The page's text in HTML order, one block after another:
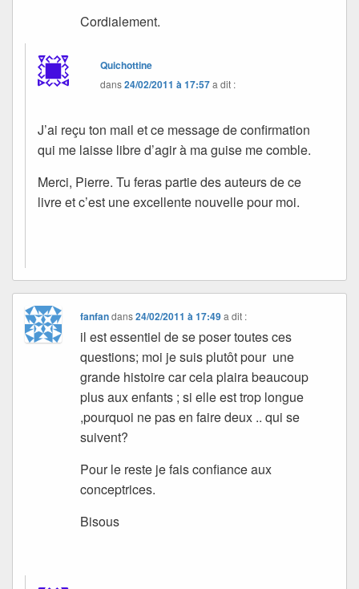
Cordialement.
Quichottine
dans24/02/2011 à 17:57a dit :
J’ai reçu ton mail et ce message de confirmation
qui me laisse libre d’agir à ma guise me comble.
Merci, Pierre. Tu feras partie des auteurs de ce
livre et c’est une excellente nouvelle pour moi.
fanfandans24/02/2011 à 17:49 a dit :
il est essentiel de se poser toutes ces
questions; moi je suis plutôt pour une
grande histoire car cela plaira beaucoup
plus aux enfants ; si elle est trop longue
,pourquoi ne pas en faire deux .. qui se
suivent?
Pour le reste je fais confiance aux
conceptrices.
Bisous